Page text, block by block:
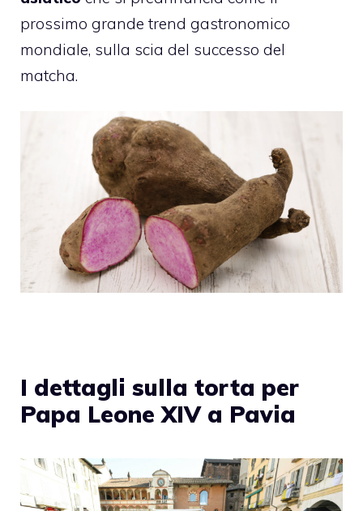
prossimo grande trend gastronomico
mondiale, sulla scia del successo del
matcha.
I dettagli sulla torta per
Papa Leone XIV a Pavia